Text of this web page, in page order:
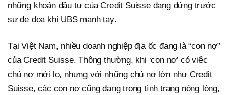
những khoản đầu tư của Credit Suisse đang đứng trước
sự đe dọa khi UBS mạnh tay.
Tại Việt Nam, nhiều doanh nghiệp địa ốc đang là “con nợ”
của Credit Suisse. Thông thường, khi ‘con nợ’ có việc
chủ nợ mới lo, nhưng với những chủ nợ lớn như Credit
Suisse, các con nợ cũng đang trong tình trạng nóng lòng,